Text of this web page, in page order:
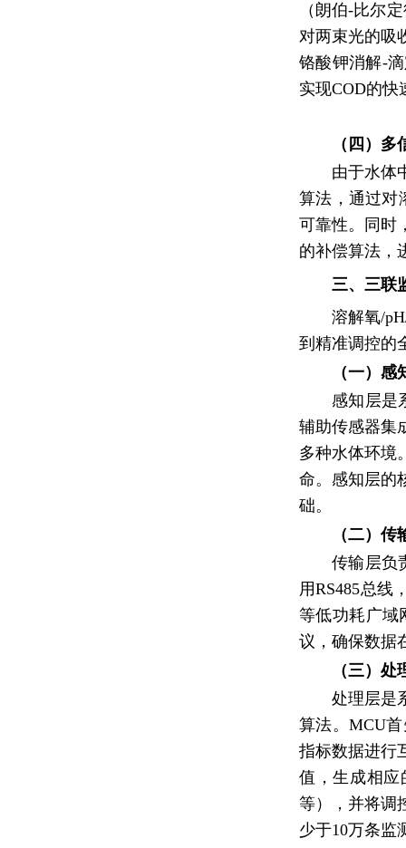
（朗伯-比尔
对两束光的吸
铬酸钾消解-
实现COD的快
（四）
由于水体
算法，通过对
可靠性。同时
的补偿算法，
三、三联
溶解氧/
到精准调控的
（一）
感知层是
辅助传感器集
多种水体环境
命。感知层的
础。
（二）
传输层负
用RS485总线
等低功耗广域
议，确保数据
（三）
处理层是
算法。MCU
指标数据进行
值，生成相应
等），并将调
少于10万条监